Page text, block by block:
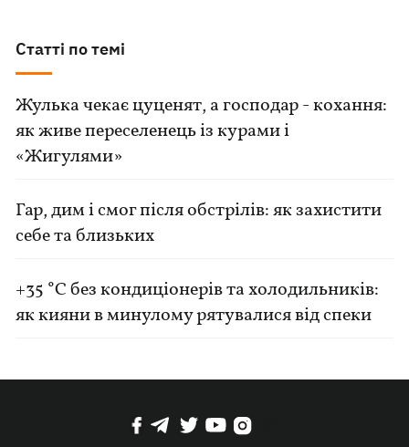
Статті по темі
Жулька чекає цуценят, а господар - кохання:
як живе переселенець із курами і
«Жигулями»
Гар, дим і смог після обстрілів: як захистити
себе та близьких
+35 °C без кондиціонерів та холодильників:
як кияни в минулому рятувалися від спеки